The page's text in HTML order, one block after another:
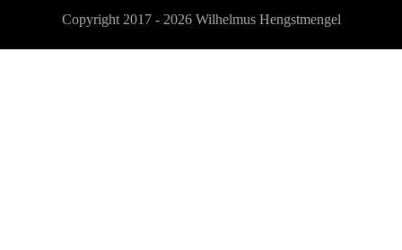
Copyright 2017 - 2026 Wilhelmus Hengstmengel